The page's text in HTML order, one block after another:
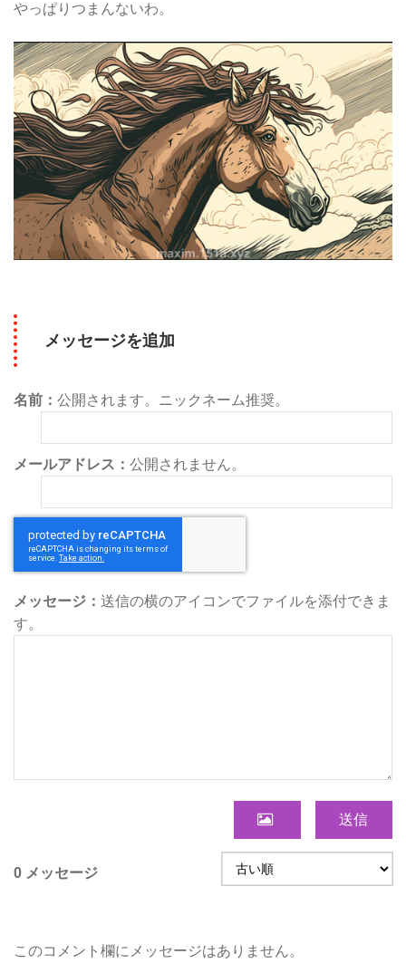
やっぱりつまんないわ。
メッセージを追加
名前： 公開されます。ニックネーム推奨。
メールアドレス： 公開されません。
メッセージ： 送信の横のアイコンでファイルを添付できま
す。
送信
0 メッセージ
このコメント欄にメッセージはありません。